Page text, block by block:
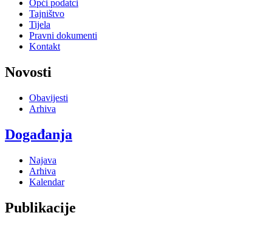
Opći podatci
Tajništvo
Tijela
Pravni dokumenti
Kontakt
Novosti
Obavijesti
Arhiva
Događanja
Najava
Arhiva
Kalendar
Publikacije